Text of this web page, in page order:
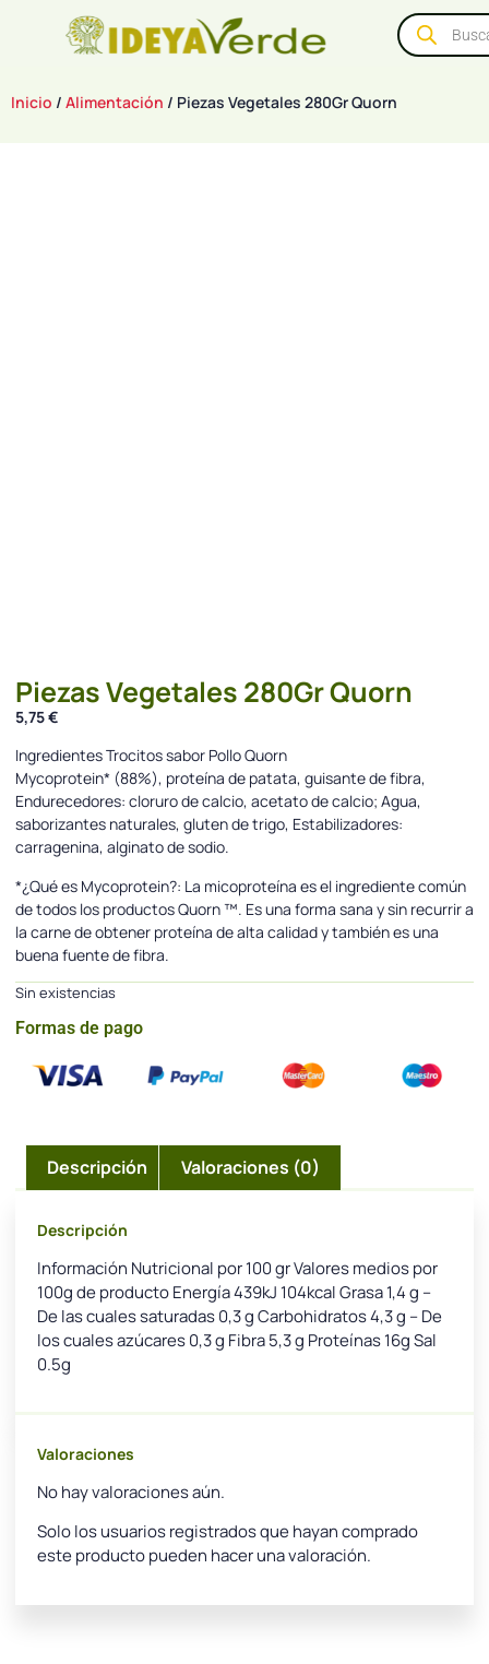
Inicio / Alimentación / Piezas Vegetales 280Gr Quorn
Piezas Vegetales 280Gr Quorn
5,75€
Ingredientes Trocitos sabor Pollo Quorn
Mycoprotein* (88%), proteína de patata, guisante de fibra,
Endurecedores: cloruro de calcio, acetato de calcio; Agua,
saborizantes naturales, gluten de trigo, Estabilizadores:
carragenina, alginato de sodio.
*¿Qué es Mycoprotein?: La micoproteína es el ingrediente común
de todos los productos Quorn ™. Es una forma sana y sin recurrir a
la carne de obtener proteína de alta calidad y también es una
buena fuente de fibra.
Sin existencias
Formas de pago
Descripción Valoraciones (0)
Descripción
Información Nutricional por 100 gr Valores medios por
100g de producto Energía 439kJ 104kcal Grasa 1,4 g –
De las cuales saturadas 0,3 g Carbohidratos 4,3 g – De
los cuales azúcares 0,3 g Fibra 5,3 g Proteínas 16g Sal
0.5g
Valoraciones
No hay valoraciones aún.
Solo los usuarios registrados que hayan comprado
este producto pueden hacer una valoración.